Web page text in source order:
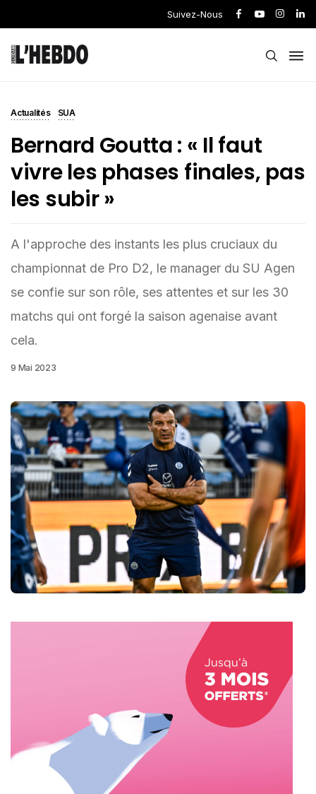
Suivez-Nous
Actualités SUA
Bernard Goutta : « Il faut
vivre les phases finales, pas
les subir »
A l'approche des instants les plus cruciaux du
championnat de Pro D2, le manager du SU Agen
se confie sur son rôle, ses attentes et sur les 30
matchs qui ont forgé la saison agenaise avant
cela.
9 Mai 2023